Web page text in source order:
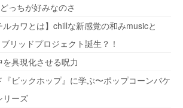
っちが好みなのさ
カワとは】chillな新感覚の和みmusicと
リッドプロジェクト誕生？！
具現化させる呪力
ビックホップ』に学ぶ〜ポップコーンバケ
リーズ